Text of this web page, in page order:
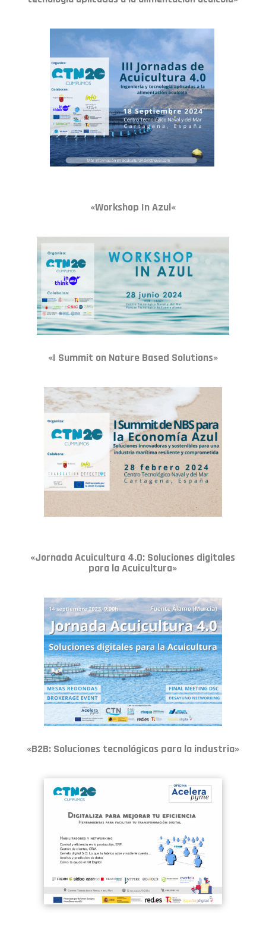
«Workshop In Azul«
«I Summit on Nature Based Solutions»
«Jornada Acuicultura 4.0: Soluciones digitales
para la Acuicultura»
«B2B: Soluciones tecnológicas para la industria»